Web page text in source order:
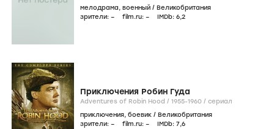
мелодрама, военный / Великобритания
зрители: – film.ru: – IMDb: 6,2
Приключения Робин Гуда
Adventures of Robin Hood / 1955-1960 / сериал
приключения, боевик / Великобритания
зрители: – film.ru: – IMDb: 7,6